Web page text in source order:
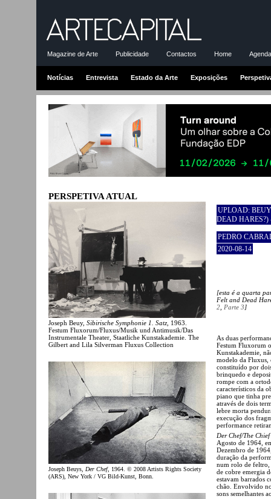
Magazine de Arte Publicidade Contactos Home
Notícias Entrevista Estado da Arte Exposições
PERSPETIVA ATUAL
Joseph Beuy, Sibirische Symphonie 1. Satz , 1963.
Festum Fluxorum/Fluxus/Musik und Antimusik/Das
Instrumentale Theater, Staatliche Kunstakademie. The
Gilbert and Lila Silverman Fluxus Collection
Joseph Beuys, Der Chef, 1964. © 2008 Artists Rights Society
(ARS), New York / VG Bild-Kunst, Bonn.
UPLOAD:
DEAD HARES?)
PEDRO
2020-08-14
[esta é a quarta
Felt and Dead
2 Parte 3]
As duas
Festum Fluxorum
Kunstakademie,
modelo da Fluxus,
constituído por
brinquedo e
rompe com a
característicos da
piano que tinha
através de dois
lebre morta
execução dos
performance
Der Chef/The
Agosto de 1964,
Dezembro de
duração da
num rolo de feltro,
de cobre emergia
estavam barrados
chão. Envolvido
sons semelhantes